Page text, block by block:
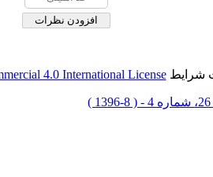
شرایط4.0 International License